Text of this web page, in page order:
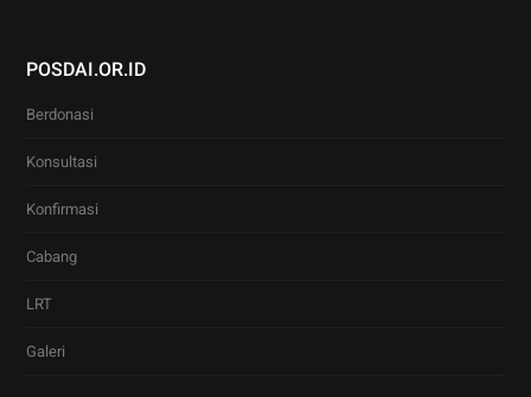
POSDAI.OR.ID
Berdonasi
Konsultasi
Konfirmasi
Cabang
LRT
Galeri